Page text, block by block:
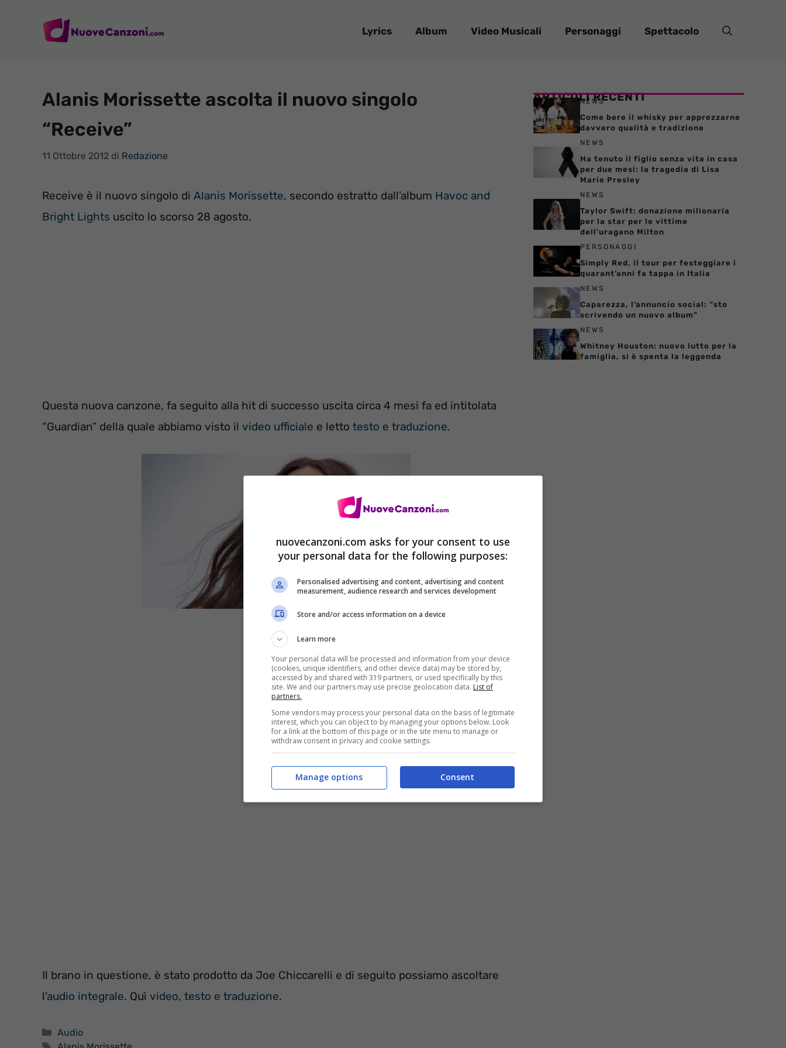
Lyrics Album Video Musicali Personaggi Spettacolo
Alanis Morissette ascolta il nuovo singolo
“Receive”
11 Ottobre 2012 di Redazione
Receive è il nuovo singolo di Alanis Morissette, secondo estratto dall’album Havoc and
Bright Lights uscito lo scorso 28 agosto.
Questa nuova canzone, fa seguito alla hit di successo uscita circa 4 mesi fa ed intitolata
“Guardian” della quale abbiamo visto il video ufficiale e letto testo e traduzione.
Il brano in questione, è stato prodotto da Joe Chiccarelli e di seguito possiamo ascoltare
l’audio integrale. Quì video, testo e traduzione.
Categorie
Audio
ARTICOLI RECENTI
NEWS
Come bere il whisky per apprezzarne
davvero qualità e tradizione
NEWS
Ha tenuto il figlio senza vita in casa
per due mesi: la tragedia di Lisa
Marie Presley
NEWS
Taylor Swift: donazione milionaria
per la star per le vittime
dell’uragano Milton
PERSONAGGI
Simply Red, il tour per festeggiare i
quarant’anni fa tappa in Italia
NEWS
Caparezza, l’annuncio social: “sto
scrivendo un nuovo album”
NEWS
Whitney Houston: nuovo lutto per la
famiglia, si è spenta la leggenda
nuovecanzoni.com asks for your consent to use
your personal data for the following purposes:
Personalised advertising and content, advertising and content
measurement, audience research and services development
Store and/or access information on a device
Learn more
Your personal data will be processed and information from your device
(cookies, unique identifiers, and other device data) may be stored by,
accessed by and shared with 319 partners, or used specifically by this
site. We and our partners may use precise geolocation data. List of
partners.
Some vendors may process your personal data on the basis of legitimate
interest, which you can object to by managing your options below. Look
for a link at the bottom of this page or in the site menu to manage or
withdraw consent in privacy and cookie settings.
Consent
Manage options